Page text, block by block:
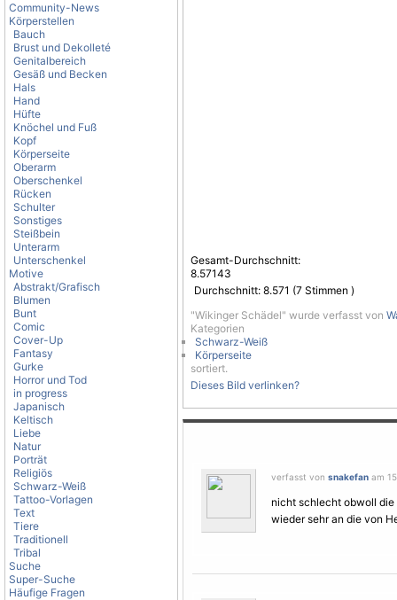
Community-News
Körperstellen
Bauch
Brust und Dekolleté
Genitalbereich
Gesäß und Becken
Hals
Hand
Hüfte
Knöchel und Fuß
Kopf
Körperseite
Oberarm
Oberschenkel
Rücken
Schulter
Sonstiges
Steißbein
Unterarm
Unterschenkel
Motive
Abstrakt/Grafisch
Blumen
Bunt
Comic
Cover-Up
Fantasy
Gurke
Horror und Tod
in progress
Japanisch
Keltisch
Liebe
Natur
Porträt
Religiös
Schwarz-Weiß
Tattoo-Vorlagen
Text
Tiere
Traditionell
Tribal
Suche
Super-Suche
Häufige Fragen
Gesamt-Durchschnitt:
8.57143
Durchschnitt: 8.571 (7 Stimmen )
"Wikinger Schädel" wurde verfasst von
Kategorien
Schwarz-Weiß
Körperseite
sortiert.
Dieses Bild verlinken?
verfasst von snakefan am
nicht schlecht obwoll die
wieder sehr an die von